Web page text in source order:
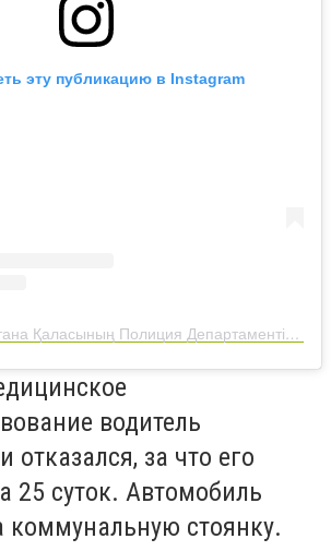
эту публикацию в Instagram
Публикация от Астана Қаласының Полиция Департаменті (@police__astana)
водитель
отказался, за что его
25 суток. Автомобиль
коммунальную стоянку.